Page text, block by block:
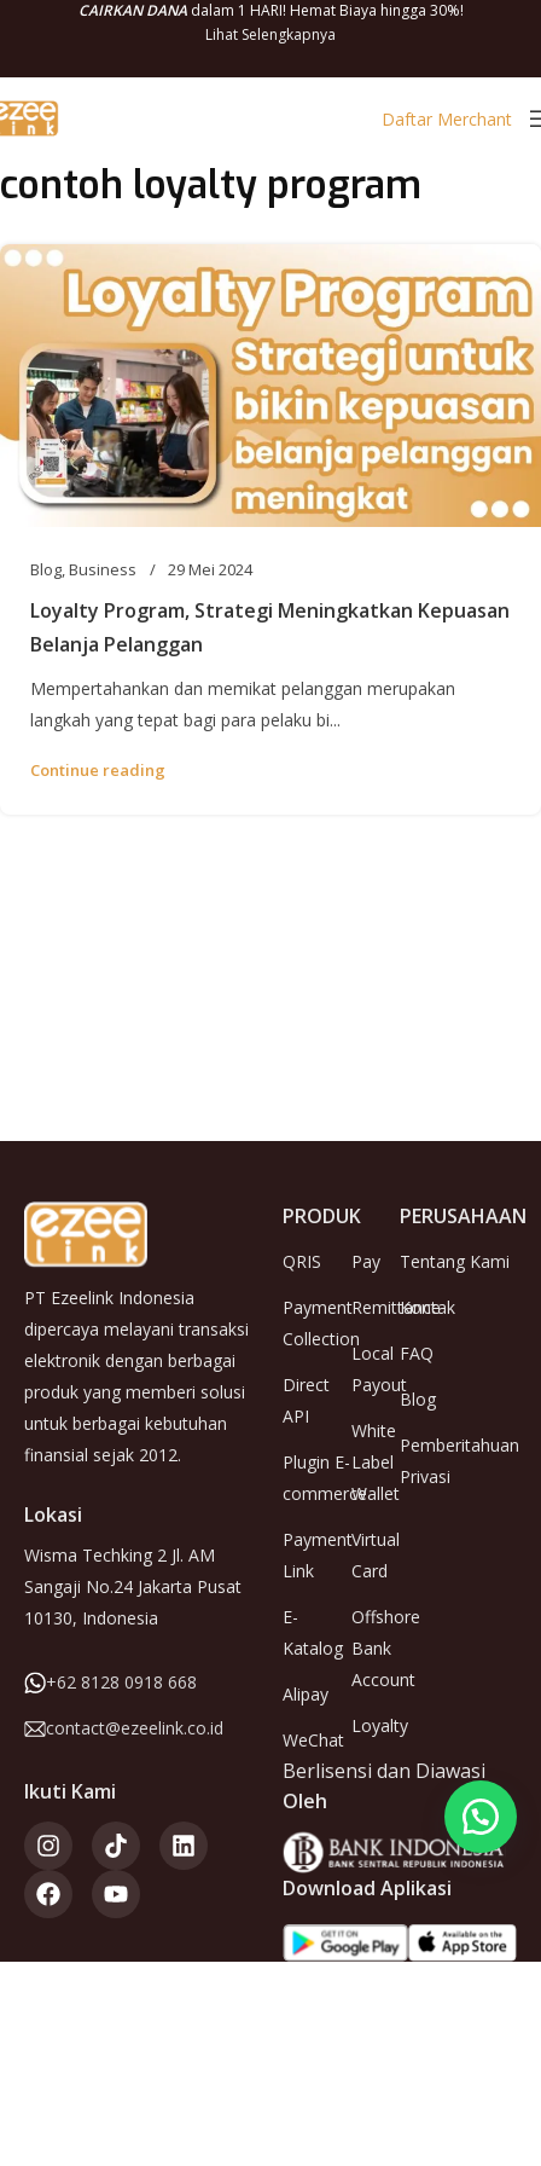
CAIRKAN DANAdalam 1 HARI! Hemat Biaya hingga 30%!
Lihat Selengkapnya
Daftar Merchant
contoh loyalty program
Blog,Business 29 Mei 2024
Loyalty Program, Strategi Meningkatkan Kepuasan
Belanja Pelanggan
Mempertahankan dan memikat pelanggan merupakan
langkah yang tepat bagi para pelaku bi...
Continue reading
PT Ezeelink Indonesia
dipercaya melayani transaksi
elektronik dengan berbagai
produk yang memberi solusi
untuk berbagai kebutuhan
finansial sejak 2012.
Lokasi
Wisma Techking 2 Jl. AM
Sangaji No.24 Jakarta Pusat
10130, Indonesia
+62 8128 0918 668
contact@ezeelink.co.id
Ikuti Kami
PRODUK
QRIS
Payment
Collection
Direct
API
Plugin E-
commerce
Payment
Link
E-
Katalog
Alipay
WeChat
Pay
Remittance
Local
Payout
White
Label
Wallet
Virtual
Card
Offshore
Bank
Account
Loyalty
PERUSAHAAN
Tentang Kami
Kontak
FAQ
Blog
Pemberitahuan
Privasi
Berlisensi dan Diawasi
Oleh
Download Aplikasi